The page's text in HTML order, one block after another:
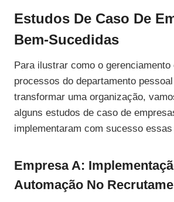
Estudos De Caso De
Bem-Sucedidas
Para ilustrar como o gerenciamento
processos do departamento
transformar uma organização,
alguns estudos de caso de
implementaram com sucesso
Empresa A:
Automação No